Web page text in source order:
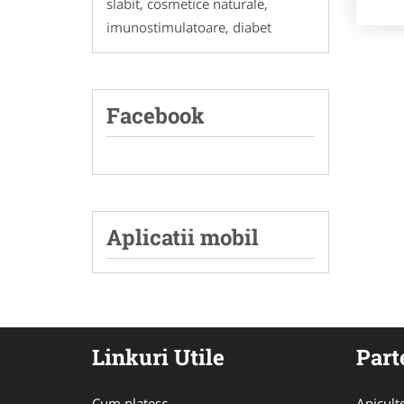
imunostimulatoare, diabet
Facebook
Aplicatii mobil
Linkuri Utile